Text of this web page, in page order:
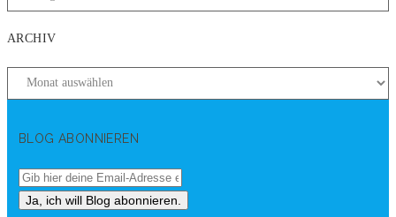
ARCHIV
BLOG ABONNIEREN